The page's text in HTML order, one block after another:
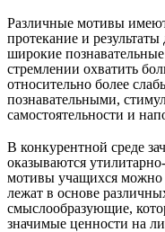
Различные мотивы
протекание и
широкие
стремлении охватить
относительно более
познавательными,
самостоятельности и
В конкурентной среде
оказываются
мотивы учащихся можно
лежат в основе
смыслообразующие,
значимые ценности на